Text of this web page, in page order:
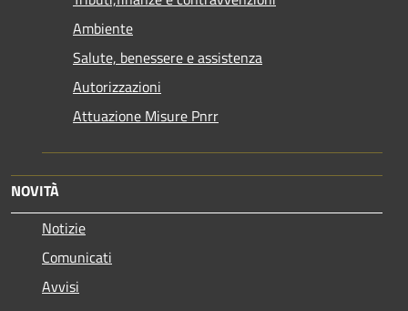
Ambiente
Salute, benessere e assistenza
Autorizzazioni
Attuazione Misure Pnrr
NOVITÀ
Notizie
Comunicati
Avvisi